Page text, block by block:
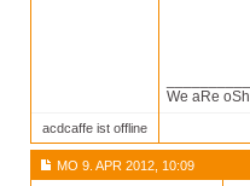
We aRe oSh
acdcaffe ist offline
MO 9. APR 2012, 10:09